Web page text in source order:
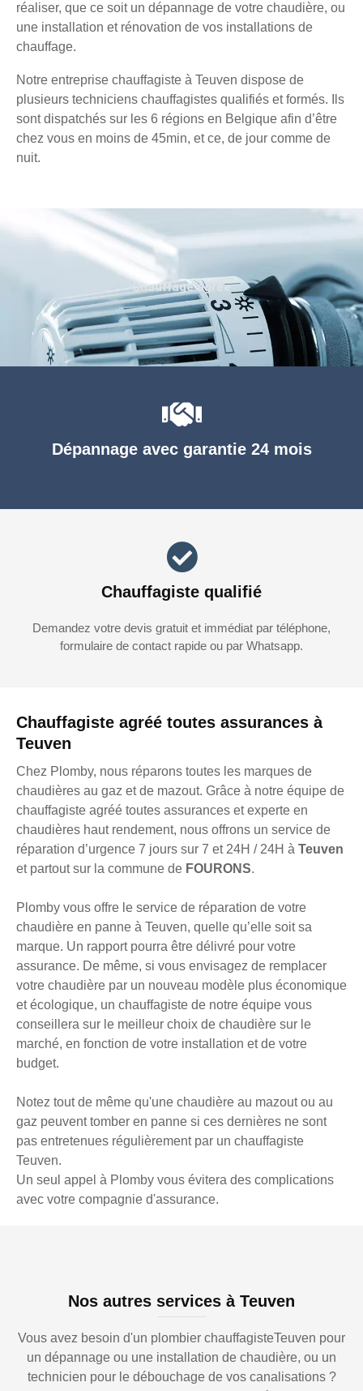
réaliser, que ce soit un dépannage de votre chaudière, ou
une installation et rénovation de vos installations de
chauffage.
Notre entreprise chauffagiste à Teuven dispose de
plusieurs techniciens chauffagistes qualifiés et formés. Ils
sont dispatchés sur les 6 régions en Belgique afin d’être
chez vous en moins de 45min, et ce, de jour comme de
nuit.
Chauffagiste agréé toutes assurances à
Teuven
Chez Plomby, nous réparons toutes les marques de
chaudières au gaz et de mazout. Grâce à notre équipe de
chauffagiste agréé toutes assurances et experte en
chaudières haut rendement, nous offrons un service de
réparation d’urgence 7 jours sur 7 et 24H / 24H à Teuven
et partout sur la commune de FOURONS.
Plomby vous offre le service de réparation de votre
chaudière en panne à Teuven, quelle qu’elle soit sa
marque. Un rapport pourra être délivré pour votre
assurance. De même, si vous envisagez de remplacer
votre chaudière par un nouveau modèle plus économique
et écologique, un chauffagiste de notre équipe vous
conseillera sur le meilleur choix de chaudière sur le
marché, en fonction de votre installation et de votre
budget.
Notez tout de même qu'une chaudière au mazout ou au
gaz peuvent tomber en panne si ces dernières ne sont
pas entretenues régulièrement par un chauffagiste
Teuven.
Un seul appel à Plomby vous évitera des complications
avec votre compagnie d'assurance.
Dépannage avec garantie 24 mois
Chauffagiste qualifié
Demandez votre devis gratuit et immédiat par téléphone,
formulaire de contact rapide ou par Whatsapp.
Chauffage agréé
Nos autres services à Teuven
Vous avez besoin d'un plombier chauffagisteTeuven pour
un dépannage ou une installation de chaudière, ou un
technicien pour le débouchage de vos canalisations ?